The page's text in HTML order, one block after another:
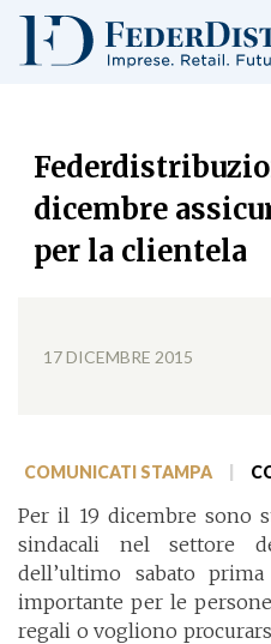
dicembre
per la clientela
17 DICEMBRE 2015
COMUNICATI STAMPA
Per il 19 dicembre sono
sindacali nel settore
dell’ultimo sabato
importante per le
regali o vogliono